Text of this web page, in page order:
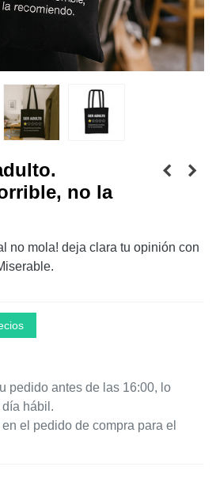
no la
no mola! deja clara tu opinión con
pedido antes de las 16:00, lo
hábil.
el pedido de compra para el